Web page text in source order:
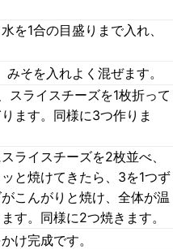
を1合の目盛りまで入れ、
そを入れよく混ぜます。
スライスチーズを1枚折って
ます。同様に3つ作りま
ライスチーズを2枚並べ、
と焼けてきたら、3を1つず
こんがりと焼け、全体が温
す。同様に2つ焼きます。
け完成です。